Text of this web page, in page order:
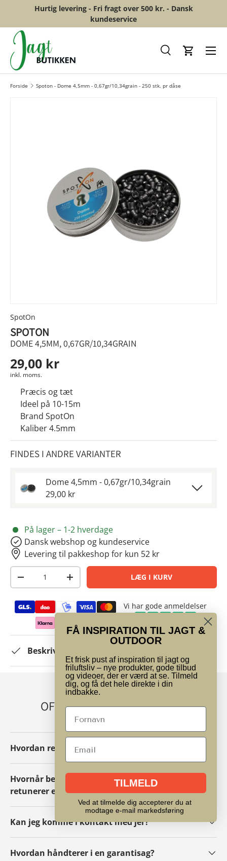
Hurtig levering - Fri fragt over 500 kr. - Dansk
kundeservice
Søg Kurv
Menu
Forside Spoton - Dome 4,5mm - 0,67gr/10,34grain - 250 stk. pr dåse
SpotOn
SPOTON
DOME 4,5MM, 0,67GR/10,34GRAIN
29,00 kr
inkl. moms.
Præcis og tæt
Ideel på 10-15m
Brand SpotOn
Kaliber 4.5mm
FINDES I ANDRE VARIANTER
Dome 4,5mm - 0,67gr/10,34grain
29,00 kr
På lager – 1-2 hverdage
Dansk webshop og kundeservice
Levering til pakkeshop for kun 52 kr
-
+ LÆG I KURV
Betalingsmetoder Vi har gode anmeldelser
Beskrivelse
OFTE STILLEDE SPØRGSMÅL
Hvordan retunerer/ombytter jeg en pakke?
Hvornår betaler i pengene tilbage hvis jeg
retunerer en pakke?
Kan jeg komme i kontakt med jer?
Hvordan håndterer i en garantisag?
FÅ INSPIRATION TIL JAGT &
OUTDOOR
Et frisk pust af inspiration til jagt og
friluftsliv – nye produkter, gode tilbud
og videoer, der er værd at se. Tilmeld
dig, og få det hele direkte i din
indbakke.
TILMELD
Ved at tilmelde dig accepterer du at
modtage e-mail markedsføring